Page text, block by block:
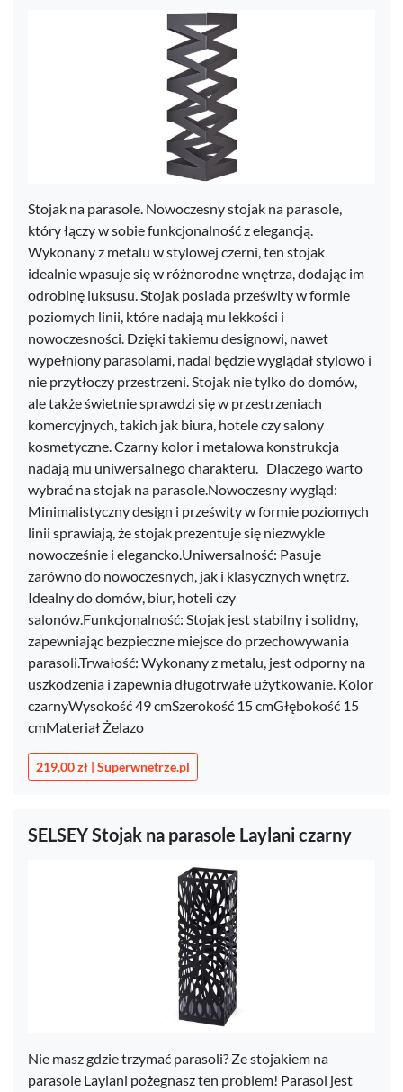
Stojak na parasole. Nowoczesny stojak na parasole,
który łączy w sobie funkcjonalność z elegancją.
Wykonany z metalu w stylowej czerni, ten stojak
idealnie wpasuje się w różnorodne wnętrza, dodając im
odrobinę luksusu. Stojak posiada prześwity w formie
poziomych linii, które nadają mu lekkości i
nowoczesności. Dzięki takiemu designowi, nawet
wypełniony parasolami, nadal będzie wyglądał stylowo i
nie przytłoczy przestrzeni. Stojak nie tylko do domów,
ale także świetnie sprawdzi się w przestrzeniach
komercyjnych, takich jak biura, hotele czy salony
kosmetyczne. Czarny kolor i metalowa konstrukcja
nadają mu uniwersalnego charakteru. ​ Dlaczego warto
wybrać na stojak na parasole.Nowoczesny wygląd:
Minimalistyczny design i prześwity w formie poziomych
linii sprawiają, że stojak prezentuje się niezwykle
nowocześnie i elegancko.Uniwersalność: Pasuje
zarówno do nowoczesnych, jak i klasycznych wnętrz.
Idealny do domów, biur, hoteli czy
salonów.Funkcjonalność: Stojak jest stabilny i solidny,
zapewniając bezpieczne miejsce do przechowywania
parasoli.Trwałość: Wykonany z metalu, jest odporny na
uszkodzenia i zapewnia długotrwałe użytkowanie. Kolor
czarnyWysokość 49 cmSzerokość 15 cmGłębokość 15
cmMateriał Żelazo
219,00 zł | Superwnetrze.pl
SELSEY Stojak na parasole Laylani czarny
Nie masz gdzie trzymać parasoli? Ze stojakiem na
parasole Laylani pożegnasz ten problem! Parasol jest